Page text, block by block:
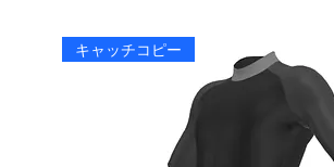
キャッチコピー